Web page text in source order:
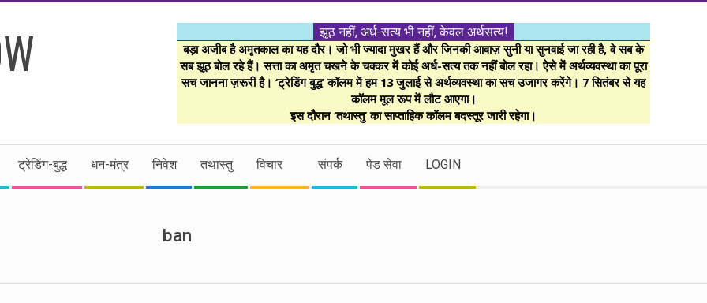
झूठ नहीं, अर्ध-सत्य भी नहीं, केवल अर्थसत्य!
बड़ा अजीब है अमृतकाल का यह दौर। जो भी ज्यादा मुखर हैं और जिनकी आवाज़ सुनी या सुनवाई जा रही है, वे सब के
सब झूठ बोल रहे हैं। सत्ता का अमृत चखने के चक्कर में कोई अर्ध-सत्य तक नहीं बोल रहा। ऐसे में अर्थव्यवस्था का पूरा
सच जानना ज़रूरी है। ‘ट्रेडिंग बुद्ध’ कॉलम में हम 13 जुलाई से अर्थव्यवस्था का सच उजागर करेंगे। 7 सितंबर से यह
कॉलम मूल रूप में लौट आएगा।
इस दौरान ‘तथास्तु’ का साप्ताहिक कॉलम बदस्तूर जारी रहेगा।
ट्रेडिंग-बुद्ध धन-मंत्र निवेश तथास्तु विचार संपर्क पेड सेवा LOGIN
ban